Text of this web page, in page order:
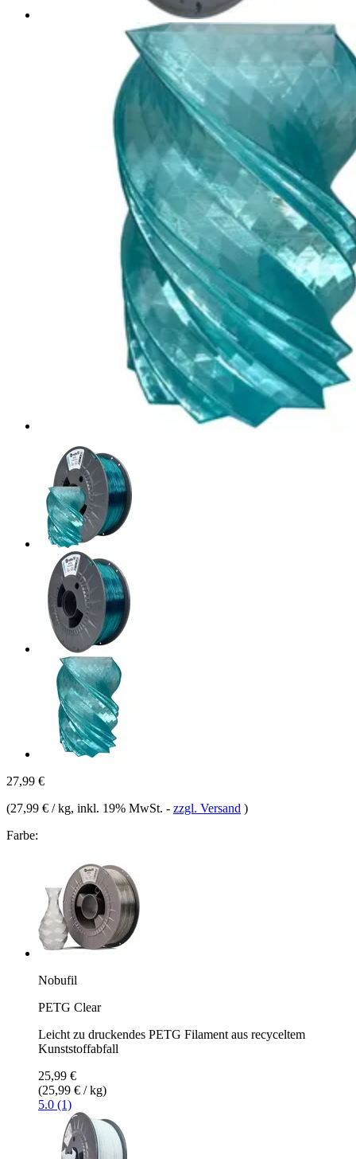
27,99 €
(27,99 € / kg, inkl. 19% MwSt. - zzgl. Versand )
Farbe:
Nobufil
PETG Clear
Leicht zu druckendes PETG Filament aus recyceltem
Kunststoffabfall
25,99 €
(25,99 € / kg)
5.0 (1)